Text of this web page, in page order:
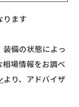
ります
備の状態によっ
場情報をお調べ
より、アドバイザ